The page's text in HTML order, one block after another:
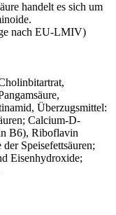
handelt es sich um
nach EU-LMIV)
Überzugsmittel:
Calcium-D-
B6), Riboflavin
Speisefettsäuren;
Eisenhydroxide;